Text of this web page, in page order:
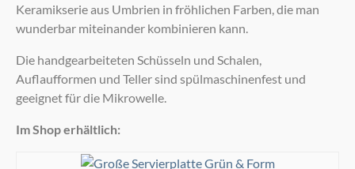
Keramikserie aus Umbrien in fröhlichen Farben, die man
wunderbar miteinander kombinieren kann.
Die handgearbeiteten Schüsseln und Schalen,
Auflaufformen und Teller sind spülmaschinenfest und
geeignet für die Mikrowelle.
Im Shop erhältlich: